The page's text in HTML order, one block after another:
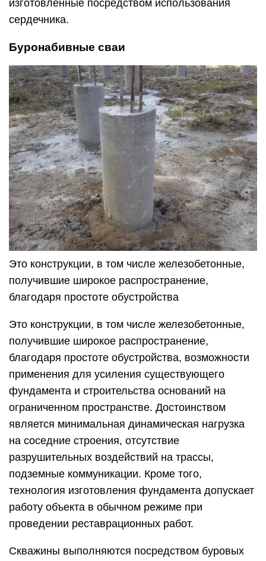
изготовленные посредством использования
сердечника.
Буронабивные сваи
Это конструкции, в том числе железобетонные,
получившие широкое распространение,
благодаря простоте обустройства
Это конструкции, в том числе железобетонные,
получившие широкое распространение,
благодаря простоте обустройства, возможности
применения для усиления существующего
фундамента и строительства оснований на
ограниченном пространстве. Достоинством
является минимальная динамическая нагрузка
на соседние строения, отсутствие
разрушительных воздействий на трассы,
подземные коммуникации. Кроме того,
технология изготовления фундамента допускает
работу объекта в обычном режиме при
проведении реставрационных работ.
Скважины выполняются посредством буровых